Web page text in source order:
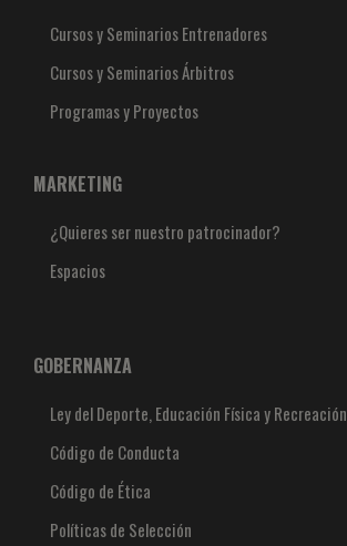
Cursos y Seminarios Entrenadores
Cursos y Seminarios Árbitros
Programas y Proyectos
MARKETING
¿Quieres ser nuestro patrocinador?
Espacios
GOBERNANZA
Ley del Deporte, Educación Física y Recreación
Código de Conducta
Código de Ética
Políticas de Selección